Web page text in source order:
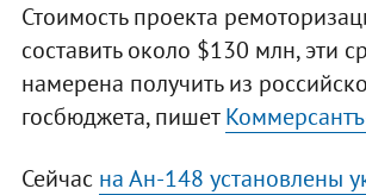
Стоимость проекта
составить около $130 млн, эти
намерена получить из
госбюджета, пишет
Сейчас на Ан-148 установлены